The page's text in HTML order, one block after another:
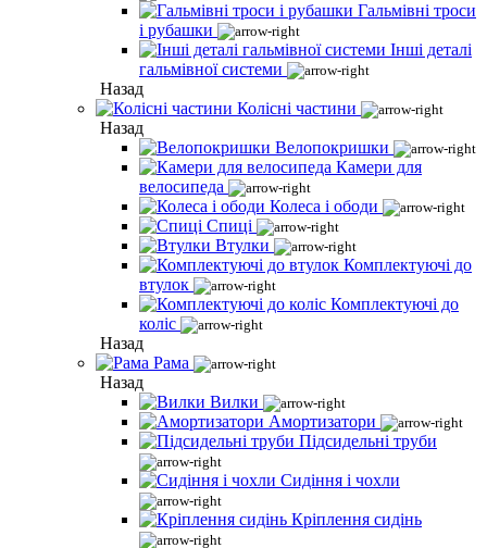
Гальмівні троси
і рубашки
Інші деталі
гальмівної системи
Назад
Колісні частини
Назад
Велопокришки
Камери для
велосипеда
Колеса і ободи
Спиці
Втулки
Комплектуючі до
втулок
Комплектуючі до
коліс
Назад
Рама
Назад
Вилки
Амортизатори
Підсидельні труби
Сидіння і чохли
Кріплення сидінь